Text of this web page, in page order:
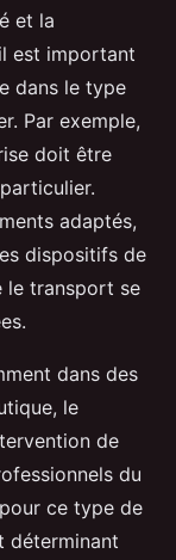
et la
est important
dans le type
Par exemple,
doit être
adaptés,
dispositifs de
le transport se
dans des
le
de
du
ce type de
déterminant